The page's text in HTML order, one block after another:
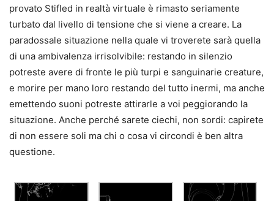
provato Stifled in realtà virtuale è rimasto seriamente
turbato dal livello di tensione che si viene a creare. La
paradossale situazione nella quale vi troverete sarà quella
di una ambivalenza irrisolvibile: restando in silenzio
potreste avere di fronte le più turpi e sanguinarie creature,
e morire per mano loro restando del tutto inermi, ma anche
emettendo suoni potreste attirarle a voi peggiorando la
situazione. Anche perché sarete ciechi, non sordi: capirete
di non essere soli ma chi o cosa vi circondi è ben altra
questione.